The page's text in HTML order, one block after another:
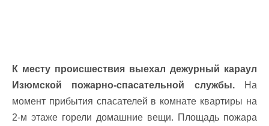
К месту происшествия выехал дежурный караул
Изюмской пожарно-спасательной службы.На
момент прибытия спасателей в комнате квартиры на
2-м этаже горели домашние вещи. Площадь пожара